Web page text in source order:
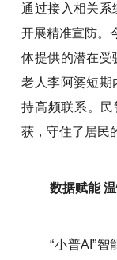
通过接入相关系
开展精准宣防。
体提供的潜在受
老人李阿婆短期
持高频联系。民
获，守住了居民
数据赋能
“小普AI”